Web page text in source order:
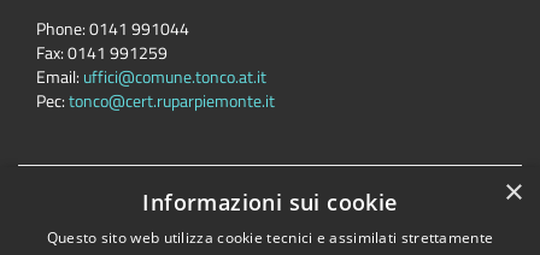
Phone:0141 991044
Fax:0141 991259
Email: uffici@comune.tonco.at.it
Pec:tonco@cert.ruparpiemonte.it
Accessibility Privacy Cookie
Sitemap
×
Informazioni sui cookie
Questo sito web utilizza cookie tecnici e assimilati strettamente